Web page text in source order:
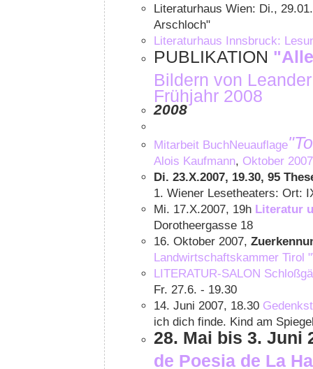
Literaturhaus Wien: Di.,
Arschloch"
Literaturhaus Innsbruck:
PUBLIKATION
Bildern von
Frühjahr 2008
2008
Mitarbeit BuchNeuauflage
Alois Kaufmann, Oktober 2007
Di. 23.X.2007, 19.30, 95
1. Wiener Lesetheaters: Ort:
Mi. 17.X.2007, 19h Literatur
Dorotheergasse 18
16. Oktober 2007,
Landwirtschaftskammer Tirol
LITERATUR-SALON
Fr. 27.6. - 19.30
14. Juni 2007, 18.30
ich dich finde. Kind am
28. Mai bis 3. Juni
de Poesia de La